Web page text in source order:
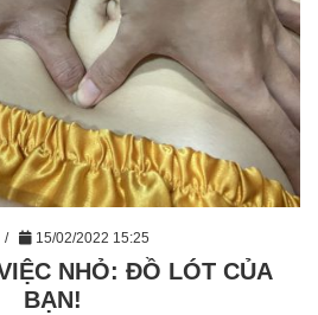
15/02/2022 15:25
NHỎ: ĐỒ LÓT CỦA
BẠN!